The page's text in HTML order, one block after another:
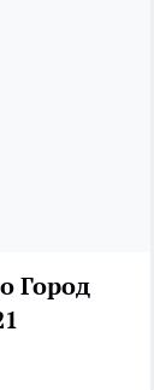
Город